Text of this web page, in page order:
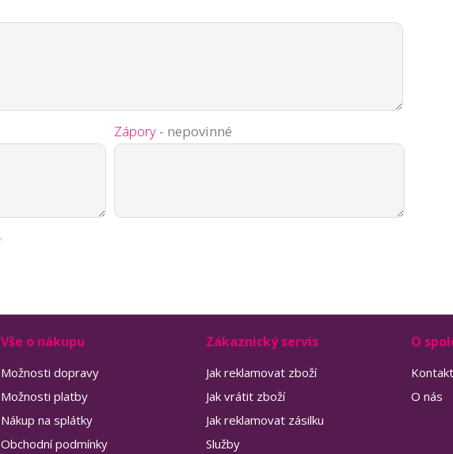
Zápory - nepovinné
Vše o nákupu
Možnosti dopravy
Možnosti platby
Nákup na splátky
Obchodní podmínky
Zákaznický servis
Jak reklamovat zboží
Jak vrátit zboží
Jak reklamovat zásilku
Služby
O
O nás